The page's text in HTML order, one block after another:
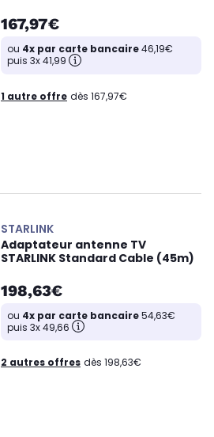
167,97€
ou 4x par carte bancaire46,19€
puis 3x 41,99
1 autre offre dès 167,97€
STARLINK
Adaptateur antenne TV
STARLINK Standard Cable (45m)
198,63€
ou 4x par carte bancaire54,63€
puis 3x 49,66
2 autres offres dès 198,63€